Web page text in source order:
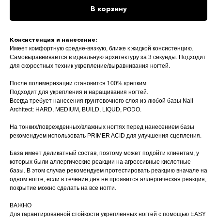
В корзину
Консистенция и нанесение:
Имеет комфортную средне-вязкую, ближе к жидкой консистенцию.
Самовыравнивается в идеальную архитектуру за 3 секунды. Подходит
для скоростных техник укрепление/выравнивания ногтей.
После полимеризации становится 100% крепким.
Подходит для укрепления и наращивания ногтей.
Всегда требует нанесения грунтовочного слоя из любой базы Nail
Architect: HARD, MEDIUM, BUILD, LIQUD, PODO.
На тонких/поврежденных/влажных ногтях перед нанесением базы
рекомендуем использовать PRIMER ACID для улучшения сцепления.
База имеет деликатный состав, поэтому может подойти клиентам, у
которых были аллергические реакции на агрессивные кислотные
базы. В этом случае рекомендуем протестировать реакцию вначале на
одном ногте, если в течение дня не проявится аллергическая реакция,
покрытие можно сделать на все ногти.
ВАЖНО
Для гарантированной стойкости укрепленных ногтей с помощью EASY